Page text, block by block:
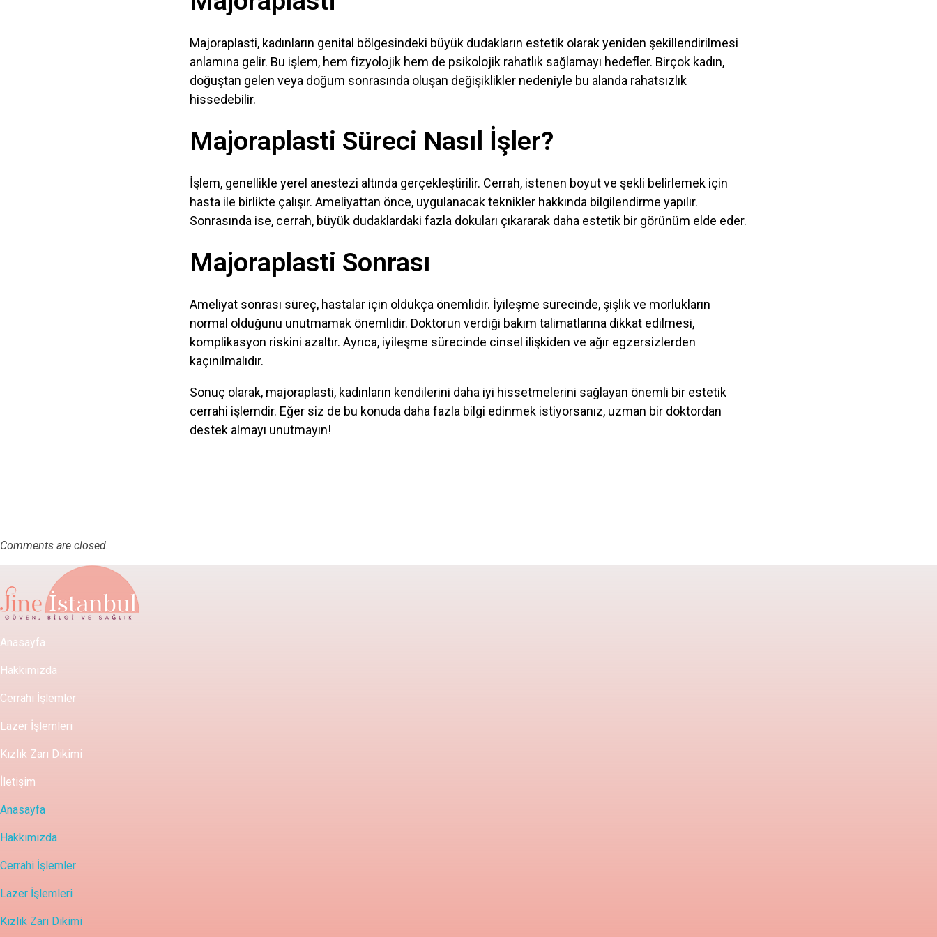
Majoraplasti, kadınların genital bölgesindeki büyük dudakların estetik olarak yeniden şekillendirilmesi
anlamına gelir. Bu işlem, hem fizyolojik hem de psikolojik rahatlık sağlamayı hedefler. Birçok kadın,
doğuştan gelen veya doğum sonrasında oluşan değişiklikler nedeniyle bu alanda rahatsızlık
hissedebilir.
Majoraplasti Süreci Nasıl İşler?
İşlem, genellikle yerel anestezi altında gerçekleştirilir. Cerrah, istenen boyut ve şekli belirlemek için
hasta ile birlikte çalışır. Ameliyattan önce, uygulanacak teknikler hakkında bilgilendirme yapılır.
Sonrasında ise, cerrah, büyük dudaklardaki fazla dokuları çıkararak daha estetik bir görünüm elde eder.
Majoraplasti Sonrası
Ameliyat sonrası süreç, hastalar için oldukça önemlidir. İyileşme sürecinde, şişlik ve morlukların
normal olduğunu unutmamak önemlidir. Doktorun verdiği bakım talimatlarına dikkat edilmesi,
komplikasyon riskini azaltır. Ayrıca, iyileşme sürecinde cinsel ilişkiden ve ağır egzersizlerden
kaçınılmalıdır.
Sonuç olarak, majoraplasti, kadınların kendilerini daha iyi hissetmelerini sağlayan önemli bir estetik
cerrahi işlemdir. Eğer siz de bu konuda daha fazla bilgi edinmek istiyorsanız, uzman bir doktordan
destek almayı unutmayın!
Comments are closed.
Anasayfa
Hakkımızda
Cerrahi İşlemler
Lazer İşlemleri
Kızlık Zarı Dikimi
İletişim
Anasayfa
Hakkımızda
Cerrahi İşlemler
Lazer İşlemleri
Kızlık Zarı Dikimi